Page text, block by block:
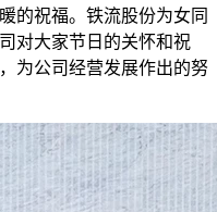
的祝福。铁流股份为女同
对大家节日的关怀和祝
为公司经营发展作出的努